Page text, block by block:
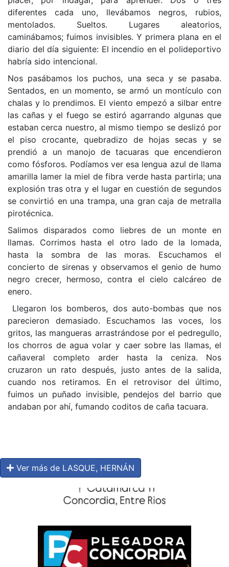
diferentes cada uno, llevábamos negros, rubios,
mentolados. Sueltos. Lugares aleatorios,
caminábamos; fuimos invisibles. Y primera plana en el
diario del día siguiente: El incendio en el polideportivo
habría sido intencional.
Nos pasábamos los puchos, una seca y se pasaba.
Sentados, en un momento, se armó un montículo con
chalas y lo prendimos. El viento empezó a silbar entre
las cañas y el fuego se estiró agarrando algunas que
estaban cerca nuestro, al mismo tiempo se deslizó por
el piso crocante, quebradizo de hojas secas y se
prendió a un manojo de tacuaras que encendieron
como fósforos. Podíamos ver esa lengua azul de llama
amarilla lamer la miel de fibra verde hasta partirla; una
explosión tras otra y el lugar en cuestión de segundos
se convirtió en una trampa, una gran caja de metralla
pirotécnica.
Salimos disparados como liebres de un monte en
llamas. Corrimos hasta el otro lado de la lomada,
hasta la sombra de las moras. Escuchamos el
concierto de sirenas y observamos el genio de humo
negro crecer, hermoso, contra el cielo calcáreo de
enero.
Llegaron los bomberos, dos auto-bombas que nos
parecieron demasiado. Escuchamos las voces, los
gritos, las mangueras arrastrándose por el pedregullo,
los chorros de agua volar y caer sobre las llamas, el
cañaveral completo arder hasta la ceniza. Nos
cruzaron un rato después, justo antes de la salida,
cuando nos retiramos. En el retrovisor del último,
fuimos un puñado invisible, pendejos del barrio que
andaban por ahí, fumando coditos de caña tacuara.
Ver más de LASQUE, HERNÁN